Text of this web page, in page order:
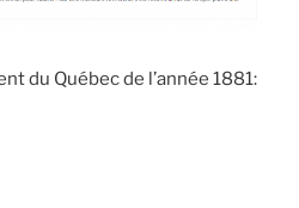
du Québec de l’année 1881: